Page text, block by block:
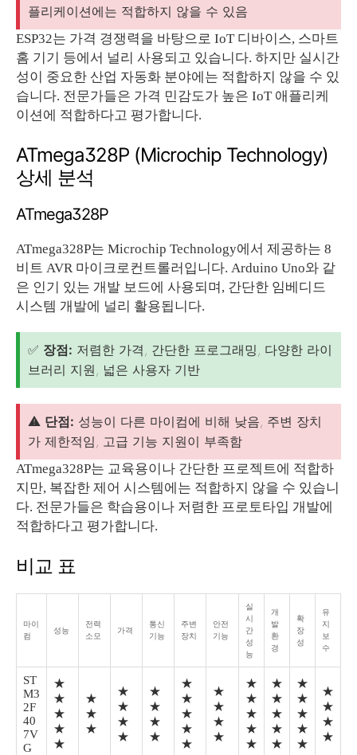
플리케이션에는 적합하지 않을 수 있음
ESP32는 가격 경쟁력을 바탕으로 IoT 디바이스, 스마트
홈 기기 등에서 널리 사용되고 있습니다. 하지만 실시간
성이 중요한 산업 자동화 분야에는 적합하지 않을 수 있
습니다. 전문가들은 가격 민감도가 높은 IoT 애플리케
이션에 적합하다고 평가합니다.
ATmega328P (Microchip Technology)
상세 분석
ATmega328P
ATmega328P는 Microchip Technology에서 제공하는 8
비트 AVR 마이크로컨트롤러입니다. Arduino Uno와 같
은 인기 있는 개발 보드에 사용되며, 간단한 임베디드
시스템 개발에 널리 활용됩니다.
✅ 장점: 저렴한 가격, 간단한 프로그래밍, 다양한 라이
브러리 지원, 넓은 사용자 기반
⚠️ 단점: 성능이 다른 마이컴에 비해 낮음, 주변 장치
가 제한적임, 고급 기능 지원이 부족함
ATmega328P는 교육용이나 간단한 프로젝트에 적합하
지만, 복잡한 제어 시스템에는 적합하지 않을 수 있습니
다. 전문가들은 학습용이나 저렴한 프로토타입 개발에
적합하다고 평가합니다.
비교 표
마이
컴
성능
전력
소모
가격
통신
기능
주변
장치
안전
기능
실
시
간
성
능
개
발
환
경
확
장
성
유
지
보
수
ST
M3
2F
40
7V
G
★
★
★
★
★
★
★
★
★
★
★
★
★
★
★
★
★
★
★
★
★
★
★
★
★
★
★
★
★
★
★
★
★
★
★
★
★
★
★
★
★
★
★
★